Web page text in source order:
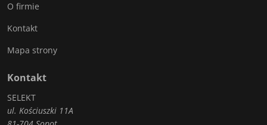
O firmie
Kontakt
Mapa strony
Kontakt
SELEKT
ul. Kościuszki 11A